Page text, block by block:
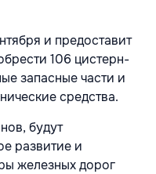
и предоставит
106 цистерн-
запасные части и
средства.
будут
развитие и
железных дорог